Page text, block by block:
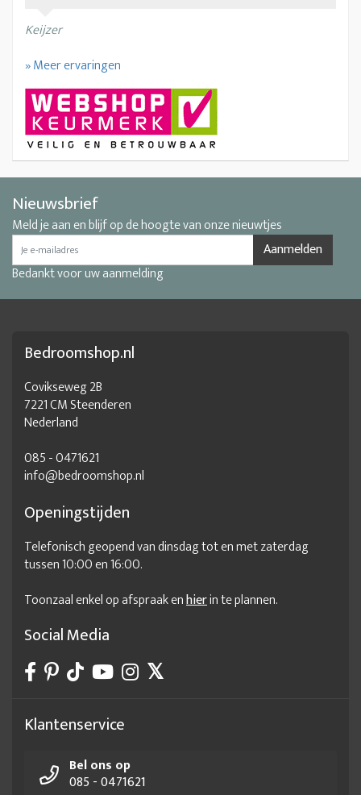
Keijzer
» Meer ervaringen
Nieuwsbrief
Meld je aan en blijf op de hoogte van onze nieuwtjes
Aanmelden
Bedankt voor uw aanmelding
Bedroomshop.nl
Covikseweg 2B
7221 CM Steenderen
Nederland
085 - 0471621
info@bedroomshop.nl
Openingstijden
Telefonisch geopend van dinsdag tot en met zaterdag
tussen 10:00 en 16:00.
Toonzaal enkel op afspraak enhierin te plannen.
Social Media
Klantenservice
Bel ons op
085 - 0471621